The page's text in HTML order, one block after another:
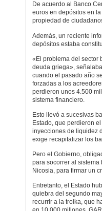
De acuerdo al Banco
euros en depósitos en
propiedad de
Además, un reciente
depósitos estaba
«El problema del sector
deuda griega»,
cuando el pasado año
forzadas a los
perdieron unos 4.500
sistema financiero.
Esto llevó a sucesivas
Estado, que perdieron
inyecciones de liquidez
exige recapitalizar los
Pero el Gobierno,
para socorrer al
Nicosia, para firmar un
Entretanto, el Estado
quiebra del segundo
recurrir a la troika, que